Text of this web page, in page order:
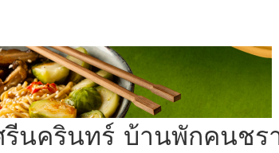
นครินทร์ บ้านพักคนชร